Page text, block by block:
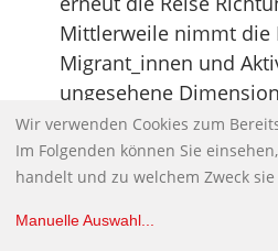
Mittlerweile nimmt die
Migrant_innen und
ungesehene
schafft sie es nicht,
Geflüchteten zu
Migrationsbewegung
den die
gegen die
Wir verwenden Cookies zum
Im Folgenden können Sie
handelt und zu welchem Zweck
Manuelle Auswahl...